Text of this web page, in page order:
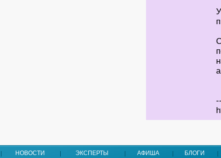
НОВОСТИ ЭКСПЕРТЫ АФИША БЛОГИ